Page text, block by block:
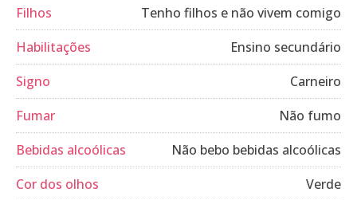
Filhos
Tenho filhos e não vivem comigo
Habilitações
Ensino secundário
Signo
Carneiro
Fumar
Não fumo
Bebidas alcoólicas
Não bebo bebidas alcoólicas
Cor dos olhos
Verde